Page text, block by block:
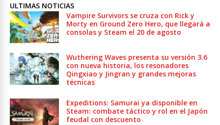
ULTIMAS NOTICIAS
Vampire Survivors se cruza con Rick y
Morty en Ground Zero Hero, que llegará a
consolas y Steam el 20 de agosto
Wuthering Waves presenta su versión 3.6
con nueva historia, los resonadores
Qingxiao y Jingran y grandes mejoras
técnicas
Expeditions: Samurai ya disponible en
Steam: combate táctico y rol en el Japón
feudal con descuento